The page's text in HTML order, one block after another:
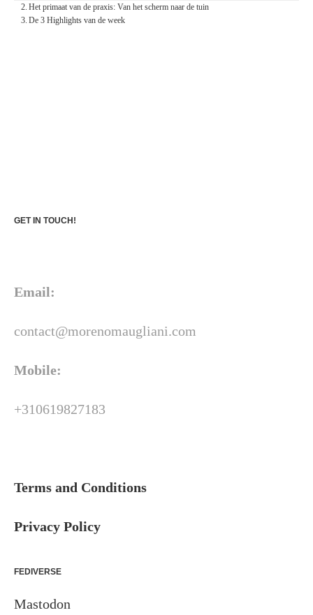
Het primaat van de praxis: Van het scherm naar de tuin
De 3 Highlights van de week
GET IN TOUCH!
Email:
contact@morenomaugliani.com
Mobile:
+310619827183
Terms and Conditions
Privacy Policy
FEDIVERSE
Mastodon